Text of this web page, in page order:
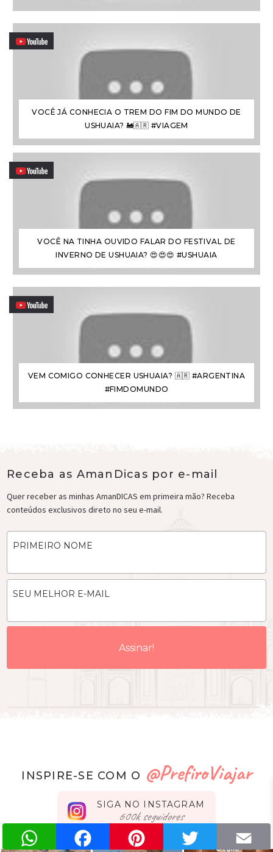
VOCÊ JÁ CONHECIA O TREM DO FIM DO MUNDO DE
USHUAIA? 🚂🇦🇷 #VIAGEM
VOCÊ NA TINHA OUVIDO FALAR DO FESTIVAL DE
INVERNO DE USHUAIA? 😍😍😍 #USHUAIA
VEM COMIGO CONHECER USHUAIA? 🇦🇷 #ARGENTINA
#FIMDOMUNDO
Receba as AmanDicas por e-mail
Quer receber as minhas AmanDICAS em primeira mão? Receba
conteúdos exclusivos direto no seu e-mail.
PRIMEIRO NOME
SEU MELHOR E-MAIL
INSPIRE-SE COM O @PrefiroViajar
SIGA NO INSTAGRAM
seguidores
WhatsApp Facebook